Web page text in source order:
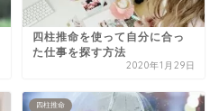
四柱推命を使って自分に合っ
た仕事を探す方法
2020年1月29日
四柱推命